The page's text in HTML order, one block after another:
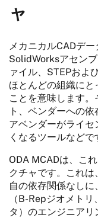
ャ
メカニカルCADデー
SolidWorksアセン
ァイル、STEPおよ
ほとんどの組織に
ことを意味します
ト、ベンダーへの
アベンダーがライ
くなるツールなどで
ODA MCADは、こ
クチャです。これ
自の依存関係なし
（B-Repジオメト
タ）のエンジニア